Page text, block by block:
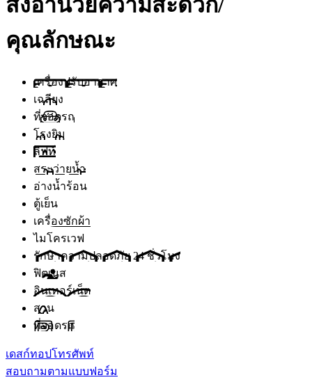
คุณลักษณะ
เครื่องปรับอากาศ
เฉลียง
ที่จอดรถ
โรงยิม
ลิฟท์
สระว่ายน้ำ
อ่างน้ำร้อน
ตู้เย็น
เครื่องซักผ้า
ไมโครเวฟ
รักษาความปลอดภัย 24 ชั่วโมง
ฟิตเนส
อินเทอร์เน็ต
สวน
ที่จอดรถ
เดสก์ทอปโทรศัพท์
สอบถามตามแบบฟอร์ม